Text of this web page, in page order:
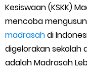
Juknis
Solusi Agar Valid
Kesiswaan (KSKK)
mencoba
madrasahdi
digelorakan sekolah
adalah Madrasah